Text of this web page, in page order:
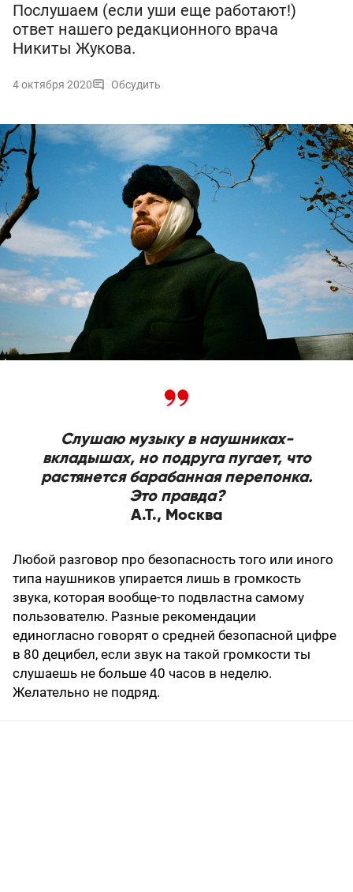
Послушаем (если уши еще работают!)
ответ нашего редакционного врача
Никиты Жукова.
4 октября 2020 Обсудить
Слушаю музыку в наушниках-
вкладышах, но подруга пугает, что
растянется барабанная перепонка.
Это правда?
А.Т., Москва
Любой разговор про безопасность того или иного
типа наушников упирается лишь в громкость
звука, которая вообще-то подвластна самому
пользователю. Разные рекомендации
единогласно говорят о средней безопасной цифре
в 80 децибел, если звук на такой громкости ты
слушаешь не больше 40 часов в неделю.
Желательно не подряд.